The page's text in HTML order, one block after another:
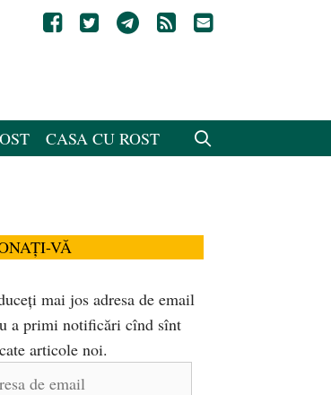
CASA CU ROST
VĂ
mai jos adresa de email
a primi notificări cînd sînt
articole noi.